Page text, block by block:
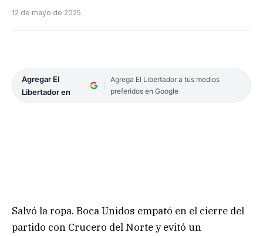
12 de mayo de 2025
Agregar El
Libertador en
Agrega El Libertador a tus medios
preferidos en Google
Salvó la ropa. Boca Unidos empató en el cierre del
partido con Crucero del Norte y evitó un